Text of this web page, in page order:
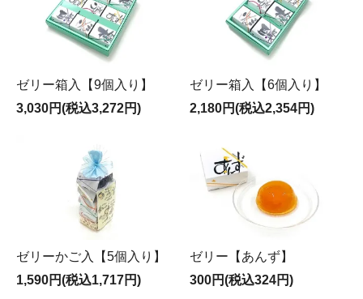
ゼリー箱入【9個入り】
3,030円(税込3,272円)
ゼリー箱入【6個入り】
2,180円(税込2,354円)
ゼリーかご入【5個入り】
1,590円(税込1,717円)
ゼリー【あんず】
300円(税込324円)